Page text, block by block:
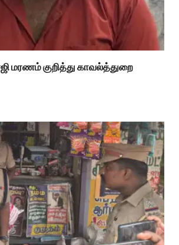
மரணம் குறித்து காவல்த்துறை